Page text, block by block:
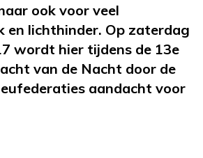
ook voor veel
en lichthinder. Op zaterdag
wordt hier tijdens de 13e
van de Nacht door de
aandacht voor